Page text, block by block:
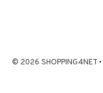
© 2026 SHOPPING4NET •